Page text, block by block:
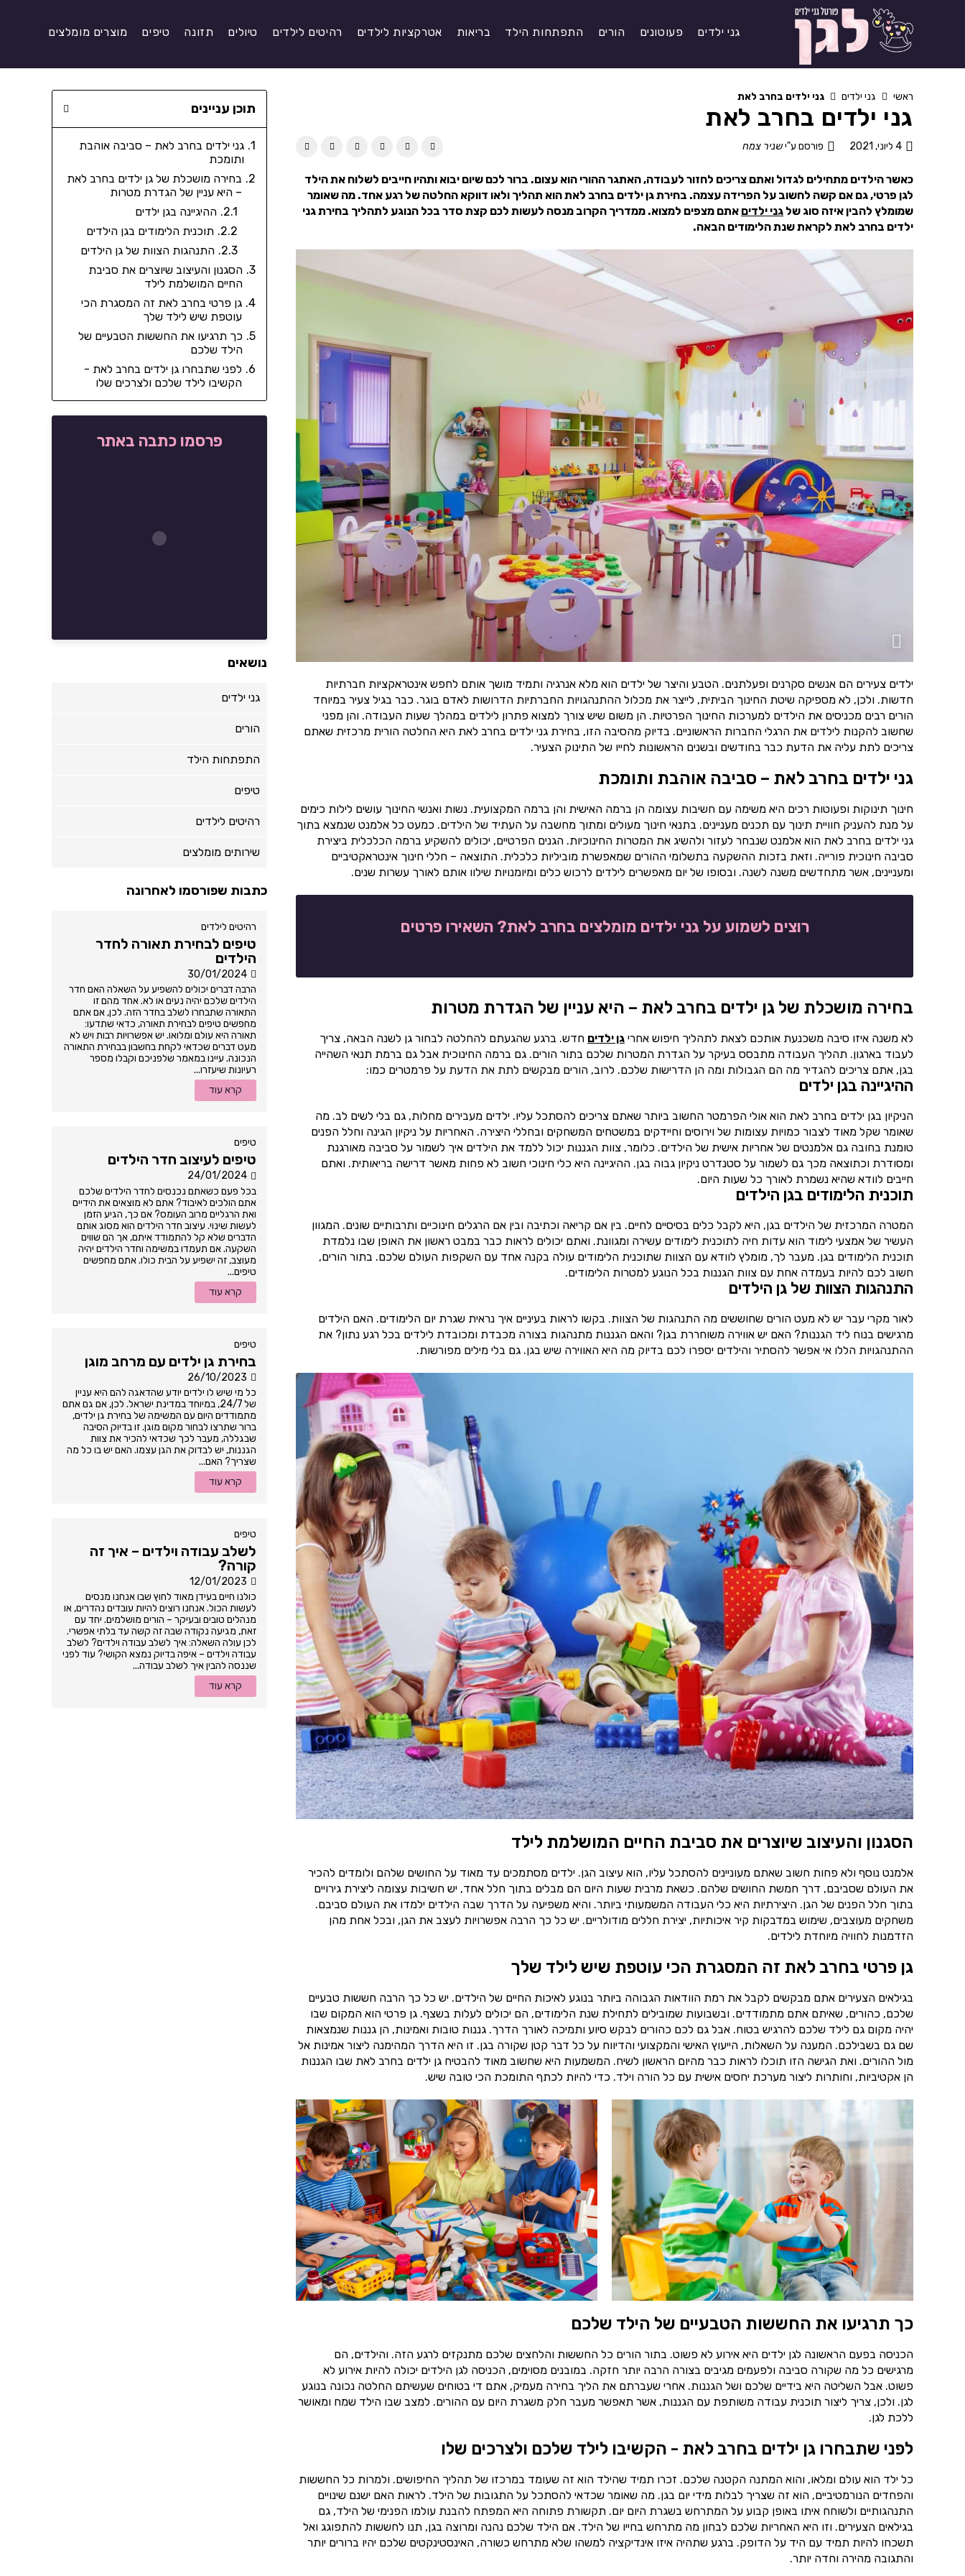
גני ילדים פעוטונים הורים התפתחות הילד בריאות אטרקציות לילדים רהיטים לילדים טיולים תזונה טיפים מוצרים מומלצים
ראשי גני ילדים גני ילדים בחרב לאת
גני ילדים בחרב לאת
4 ליוני, 2021 פורסם ע"ישניר צמח
כאשר הילדים מתחילים לגדול ואתם צריכים לחזור לעבודה, האתגר ההורי הוא עצום. ברור לכם שיום יבוא ותהיו חייבים לשלוח את הילד
לגן פרטי, גם אם קשה לחשוב על הפרידה עצמה. בחירת גן ילדים בחרב לאת הוא תהליך ולאו דווקא החלטה של רגע אחד. מה שאומר
שמומלץ להבין איזה סוג של גני ילדים אתם מצפים למצוא. ממדריך הקרוב מנסה לעשות לכם קצת סדר בכל הנוגע לתהליך בחירת גני
ילדים בחרב לאת לקראת שנת הלימודים הבאה.
ילדים צעירים הם אנשים סקרנים ופעלתנים. הטבע והיצר של ילדים הוא מלא אנרגיה ותמיד מושך אותם לחפש אינטראקציות חברתיות
חדשות. ולכן, לא מספיקה שיטת החינוך הביתית, לייצר את מכלול ההתנהגויות החברתיות הדרושות לאדם בוגר. כבר בגיל צעיר במיוחד
הורים רבים מכניסים את הילדים למערכות החינוך הפרטיות. הן משום שיש צורך למצוא פתרון לילדים במהלך שעות העבודה. והן מפני
שחשוב להקנות לילדים את הרגלי החברות הראשוניים. בדיוק מהסיבה הזו, בחירת גני ילדים בחרב לאת היא החלטה הורית מרכזית שאתם
צריכים לתת עליה את הדעת כבר בחודשים ובשנים הראשונות לחייו של התינוק הצעיר.
גני ילדים בחרב לאת – סביבה אוהבת ותומכת
חינוך תינוקות ופעוטות רכים היא משימה עם חשיבות עצומה הן ברמה האישית והן ברמה המקצועית. נשות ואנשי החינוך עושים לילות כימים
על מנת להעניק חוויית תינוך עם תכנים מעניינים. בתנאי חינוך מעולים ומתוך מחשבה על העתיד של הילדים. כמעט כל אלמנט שנמצא בתוך
גני ילדים בחרב לאת הוא אלמנט שנבחר לעזור ולהשיג את המטרות החינוכיות. הגנים הפרטיים, יכולים להשקיע ברמה הכלכלית ביצירת
סביבה חינוכית פורייה. וזאת בזכות ההשקעה בתשלומי ההורים שמאפשרת מוביליות כלכלית. התוצאה – חללי חינוך אינטראקטיביים
ומעניינים, אשר מתחדשים משנה לשנה. ובסופו של יום מאפשרים לילדים לרכוש כלים ומיומנויות שילוו אותם לאורך עשרות שנים.
רוצים לשמוע על גני ילדים מומלצים בחרב לאת? השאירו פרטים
בחירה מושכלת של גן ילדים בחרב לאת – היא עניין של הגדרת מטרות
לא משנה איזו סיבה משכנעת אותכם לצאת לתהליך חיפוש אחרי גן ילדים חדש. ברגע שהגעתם להחלטה לבחור גן לשנה הבאה, צריך
לעבוד בארגון. תהליך העבודה מתבסס בעיקר על הגדרת המטרות שלכם בתור הורים. גם ברמה החינוכית אבל גם ברמת תנאי השהייה
בגן, אתם צריכים להגדיר מה הם הגבולות ומה הן הדרישות שלכם. לרוב, הורים מבקשים לתת את הדעת על פרמטרים כמו:
ההיגיינה בגן ילדים
הניקיון בגן ילדים בחרב לאת הוא אולי הפרמטר החשוב ביותר שאתם צריכים להסתכל עליו. ילדים מעבירים מחלות, גם בלי לשים לב. מה
שאומר שקל מאוד לצבור כמויות עצומות של וירוסים וחיידקים במשטחים המשחקים ובחללי היצירה. האחריות על ניקיון הגינה וחלל הפנים
טומנת בחובה גם אלמנטים של אחריות אישית של הילדים. כלומר, צוות הגננות יכול ללמד את הילדים איך לשמור על סביבה מאורגנת
ומסודרת וכתוצאה מכך גם לשמור על סטנדרט ניקיון גבוה בגן. ההיגיינה היא כלי חינוכי חשוב לא פחות מאשר דרישה בריאותית. ואתם
חייבים לוודא שהיא נשמרת לאורך כל שעות היום.
תוכנית הלימודים בגן הילדים
המטרה המרכזית של הילדים בגן, היא לקבל כלים בסיסיים לחיים. בין אם קריאה וכתיבה ובין אם הרגלים חינוכיים ותרבותיים שונים. המגוון
העשיר של אמצעי לימוד הוא עדות חיה לתוכנית לימודים עשירה ומגוונת. ואתם יכולים לראות כבר במבט ראשון את האופן שבו נלמדת
תוכנית הלימודים בגן. מעבר לך, מומלץ לוודא עם הצוות שתוכנית הלימודים עולה בקנה אחד עם השקפות העולם שלכם. בתור הורים,
חשוב לכם להיות בעמדה אחת עם צוות הגננות בכל הנוגע למטרות הלימודים.
התנהגות הצוות של גן הילדים
לאור מקרי עבר יש לא מעט הורים שחוששים מה התנהגות של הצוות. בקשו לראות בעיניים איך נראית שגרת יום הלימודים. האם הילדים
מרגישים בנוח ליד הגננות? האם יש אווירה משוחררת בגן? והאם הגננות מתנהגות בצורה מכבדת ומכובדת לילדים בכל רגע נתון? את
ההתנהגויות הללו אי אפשר להסתיר והילדים יספרו לכם בדיוק מה היא האווירה שיש בגן. גם בלי מילים מפורשות.
הסגנון והעיצוב שיוצרים את סביבת החיים המושלמת לילד
אלמנט נוסף ולא פחות חשוב שאתם מעוניינים להסתכל עליו, הוא עיצוב הגן. ילדים מסתמכים עד מאוד על החושים שלהם ולומדים להכיר
את העולם שסביבם, דרך חמשת החושים שלהם. כשאת מרבית שעות היום הם מבלים בתוך חלל אחד, יש חשיבות עצומה ליצירת גירויים
בתוך חלל הפנים של הגן. היצירתיות היא כלי העבודה המשמעותי ביותר. והיא משפיעה על הדרך שבה הילדים ילמדו את העולם סביבם.
משחקים מעוצבים, שימוש במדבקות קיר איכותיות, יצירת חללים מודולריים. יש כל כך הרבה אפשרויות לעצב את הגן, ובכל אחת מהן
הזדמנות לחוויה מיוחדת לילדים.
גן פרטי בחרב לאת זה המסגרת הכי עוטפת שיש לילד שלך
בגילאים הצעירים אתם מבקשים לקבל את רמת הוודאות הגבוהה ביותר בנוגע לאיכות החיים של הילדים. יש כל כך הרבה חששות טבעיים
שלכם, כהורים, שאיתם אתם מתמודדים. ובשבועות שמובילים לתחילת שנת הלימודים, הם יכולים לעלות בשצף. גן פרטי הוא המקום שבו
יהיה מקום גם לילד שלכם להרגיש בטוח. אבל גם לכם כהורים לבקש סיוע ותמיכה לאורך הדרך. גננות טובות ואמינות, הן גננות שנמצאות
שם גם בשבילכם. המענה על השאלות, הייעוץ האישי והמקצועי והדיווח על כל דבר קטן שקורה בגן. זו היא הדרך המהימנה ליצור אמינות אל
מול ההורים. ואת הגישה הזו תוכלו לראות כבר מהיום הראשון לשיח. המשמעות היא שחשוב מאוד להבטיח גן ילדים בחרב לאת שבו הגננות
הן אקטיביות, וחותרות ליצור מערכת יחסים אישית עם כל הורה וילד. כדי להיות לכתף התומכת הכי טובה שיש.
כך תרגיעו את החששות הטבעיים של הילד שלכם
הכניסה בפעם הראשונה לגן ילדים היא אירוע לא פשוט. בתור הורים כל החששות והלחצים שלכם מתנקזים לרגע הזה. והילדים, הם
מרגישים כל מה שקורה סביבה ולפעמים מגיבים בצורה הרבה יותר חזקה. במובנים מסוימים, הכניסה לגן הילדים יכולה להיות אירוע לא
פשוט. אבל השליטה היא בידיים שלכם ושל הגננות. אחרי שעברתם את הליך בחירה מעמיק, אתם די בטוחים שעשיתם החלטה נכונה בנוגע
לגן. ולכן, צריך ליצור תוכנית עבודה משותפת עם הגננות, אשר תאפשר מעבר חלק משגרת היום עם ההורים. למצב שבו הילד שמח ומאושר
ללכת לגן.
לפני שתבחרו גן ילדים בחרב לאת - הקשיבו לילד שלכם ולצרכים שלו
כל ילד הוא עולם ומלאו, והוא המתנה הקטנה שלכם. זכרו תמיד שהילד הוא זה שעומד במרכזו של תהליך החיפושים. ולמרות כל החששות
והפחדים הנורמטיביים, הוא זה שצריך לבלות מידי יום בגן. מה שאומר שכדאי להסתכל על התגובות של הילד. לראות האם ישנם שינויים
התנהגותיים ולשוחח איתו באופן קבוע על המתרחש בשגרת היום יום. תקשורת פתוחה היא המפתח להבנת עולמו הפנימי של הילד, גם
בגילאים הצעירים. וזו היא האחריות שלכם לבחון מה מתרחש בחייו של הילד. אם הילד שלכם נהנה ומרוצה בגן, תנו לחששות להתפוגג ואל
תשכחו להיות תמיד עם היד על הדופק. ברגע שתהיה איזו אינדיקציה למשהו שלא מתרחש כשורה, האינסטינקטים שלכם יהיו ברורים יותר
והתגובה מהירה וחדה יותר.
תוכן עניינים
גני ילדים בחרב לאת – סביבה אוהבת
ותומכת
בחירה מושכלת של גן ילדים בחרב לאת
– היא עניין של הגדרת מטרות
ההיגיינה בגן ילדים
תוכנית הלימודים בגן הילדים
התנהגות הצוות של גן הילדים
הסגנון והעיצוב שיוצרים את סביבת
החיים המושלמת לילד
גן פרטי בחרב לאת זה המסגרת הכי
עוטפת שיש לילד שלך
כך תרגיעו את החששות הטבעיים של
הילד שלכם
לפני שתבחרו גן ילדים בחרב לאת -
הקשיבו לילד שלכם ולצרכים שלו
פרסמו כתבה באתר
נושאים
גני ילדים
הורים
התפתחות הילד
טיפים
רהיטים לילדים
שירותים מומלצים
כתבות שפורסמו לאחרונה
רהיטים לילדים
טיפים לבחירת תאורה לחדר
הילדים
30/01/2024
הרבה דברים יכולים להשפיע על השאלה האם חדר
הילדים שלכם יהיה נעים או לא. אחד מהם זו
התאורה שתבחרו לשלב בחדר הזה. לכן, אם אתם
מחפשים טיפים לבחירת תאורה, כדאי שתדעו:
תאורה היא עולם ומלואו. יש אפשרויות רבות ויש לא
מעט דברים שכדאי לקחת בחשבון בבחירת התאורה
הנכונה. עיינו במאמר שלפניכם וקבלו מספר
רעיונות שיעזרו...
קרא עוד
טיפים
טיפים לעיצוב חדר הילדים
24/01/2024
בכל פעם כשאתם נכנסים לחדר הילדים שלכם
אתם הולכים לאיבוד? אתם לא מוצאים את הידיים
ואת הרגליים מרוב העומס? אם כך, הגיע הזמן
לעשות שינוי. עיצוב חדר הילדים הוא מסוג אותם
הדברים שלא קל להתמודד איתם, אך הם שווים
השקעה. אם תעמדו במשימה וחדר הילדים יהיה
מעוצב, זה ישפיע על הבית כולו. אתם מחפשים
טיפים...
קרא עוד
טיפים
בחירת גן ילדים עם מרחב מוגן
26/10/2023
כל מי שיש לו ילדים יודע שהדאגה להם היא עניין
של 24/7, במיוחד במדינת ישראל. לכן, אם גם אתם
מתמודדים היום עם המשימה של בחירת גן ילדים,
ברור שתרצו לבחור מקום מוגן. זו בדיוק הסיבה
שבגללה, מעבר לכך שכדאי להכיר את צוות
הגננות, יש לבדוק את הגן עצמו. האם יש בו כל מה
שצריך? האם...
קרא עוד
טיפים
לשלב עבודה וילדים – איך זה
קורה?
12/01/2023
כולנו חיים בעידן מאוד לחוץ שבו אנחנו מנסים
לעשות הכול. אנחנו רוצים להיות עובדים נהדרים, או
מנהלים טובים ובעיקר – הורים מושלמים. יחד עם
זאת, מגיעה נקודה שבה זה קשה עד בלתי אפשרי.
לכן עולה השאלה: איך לשלב עבודה וילדים? לשלב
עבודה וילדים – איפה בדיוק נמצא הקושי? עוד לפני
שננסה להבין איך לשלב עבודה...
קרא עוד